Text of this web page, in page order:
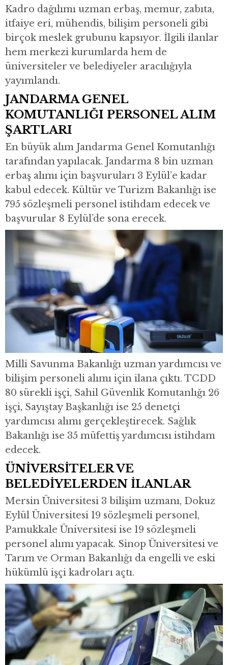
Kadro dağılımı uzman erbaş, memur, zabıta,
itfaiye eri, mühendis, bilişim personeli gibi
birçok meslek grubunu kapsıyor. İlgili ilanlar
hem merkezi kurumlarda hem de
üniversiteler ve belediyeler aracılığıyla
yayımlandı.
JANDARMA GENEL
KOMUTANLIĞI PERSONEL ALIM
ŞARTLARI
En büyük alım Jandarma Genel Komutanlığı
tarafından yapılacak. Jandarma 8 bin uzman
erbaş alımı için başvuruları 3 Eylül’e kadar
kabul edecek. Kültür ve Turizm Bakanlığı ise
795 sözleşmeli personel istihdam edecek ve
başvurular 8 Eylül’de sona erecek.
Milli Savunma Bakanlığı uzman yardımcısı ve
bilişim personeli alımı için ilana çıktı. TCDD
80 sürekli işçi, Sahil Güvenlik Komutanlığı 26
işçi, Sayıştay Başkanlığı ise 25 denetçi
yardımcısı alımı gerçekleştirecek. Sağlık
Bakanlığı ise 35 müfettiş yardımcısı istihdam
edecek.
ÜNİVERSİTELER VE
BELEDİYELERDEN İLANLAR
Mersin Üniversitesi 3 bilişim uzmanı, Dokuz
Eylül Üniversitesi 19 sözleşmeli personel,
Pamukkale Üniversitesi ise 19 sözleşmeli
personel alımı yapacak. Sinop Üniversitesi ve
Tarım ve Orman Bakanlığı da engelli ve eski
hükümlü işçi kadroları açtı.